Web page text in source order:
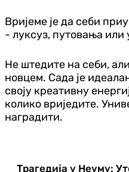
Вријеме је да себи
- луксуз, путовања или
Не штедите на себи,
новцем. Сада је
своју креативну
колико вриједите.
наградити.
Трагедија у Неуму: